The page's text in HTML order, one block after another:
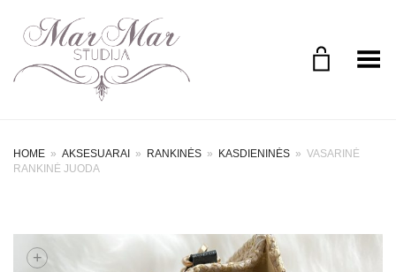
Perjungimo meniu
HOME » AKSESUARAI » RANKINĖS » KASDIENINĖS » VASARINĖ
RANKINĖ JUODA
+